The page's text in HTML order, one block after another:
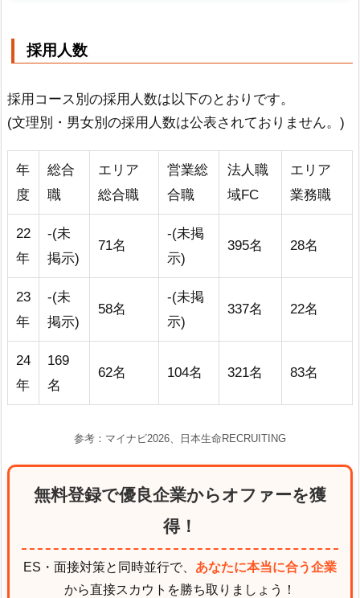
採用人数
採用コース別の採用人数は以下のとおりです。
(文理別・男女別の採用人数は公表されておりません。)
年
度
総合
職
エリア
総合職
営業総
合職
法人職
域FC
エリア
業務職
22
年
-(未
掲示)
71名
-(未掲
示)
395名 28名
23
年
-(未
掲示)
58名
-(未掲
示)
337名 22名
24
年
169
名
62名 104名 321名 83名
参考：マイナビ2026、日本生命RECRUITING
無料登録で優良企業からオファーを獲
得！
ES・面接対策と同時並行で、 あなたに本当に合う企業
から直接スカウトを勝ち取りましょう！